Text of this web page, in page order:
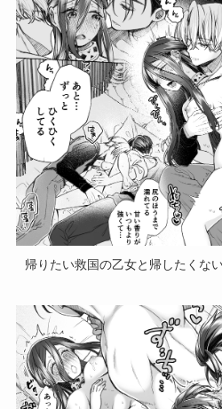
帰りたい救国の乙女と帰したくな